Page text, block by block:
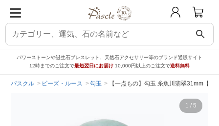
search
パワーストーンや誕生石ブレスレット、天然石アクセサリー等のブランド通販サイト
12時までのご注文で最短翌日にお届け 10,000円以上のご注文で送料無料
パスクル ビーズ・ルース 勾玉 【一点もの】勾玉 糸魚川翡翠31mm【鑑
1 / 5